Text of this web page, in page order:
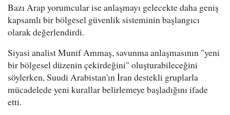
Bazı Arap yorumcular ise anlaşmayı gelecekte daha geniş
kapsamlı bir bölgesel güvenlik sisteminin başlangıcı
olarak değerlendirdi.
Siyasi analist Munif Ammaş, savunma anlaşmasının "yeni
bir bölgesel düzenin çekirdeğini" oluşturabileceğini
söylerken, Suudi Arabistan'ın İran destekli gruplarla
mücadelede yeni kurallar belirlemeye başladığını ifade
etti.